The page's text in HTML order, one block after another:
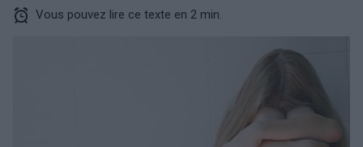
Vous pouvez lire ce texte en 2 min.